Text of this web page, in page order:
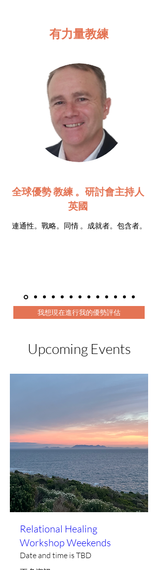
有力量教練
全球優勢教練 。研討會主持人
英國
連通性。戰略。同情 。成就者。包含者。
我想現在進行我的優勢評估
Upcoming Events
Relational Healing
Workshop Weekends
Date and time is TBD